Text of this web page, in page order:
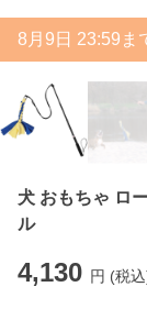
8 月 9 日 23:59ま
犬 おもちゃ ロ
ル
4,130 円 (税